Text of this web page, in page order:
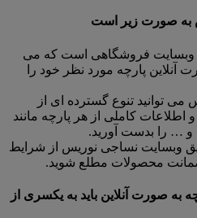
به صورت زیر است
وبسایت فروشگاهی است که می
آنلاین پارچه مورد نظر خود را
توانید تنوع گسترده ای از
اطلاعات کاملی از هر پارچه مانند
… را بدست آورید.
وبسایت نساجی نوریس از شرایط
محصولات مطلع شوید.
به صورت آنلاین باید به یکسری از